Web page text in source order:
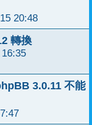
20:48
轉換
3.0.11 不能